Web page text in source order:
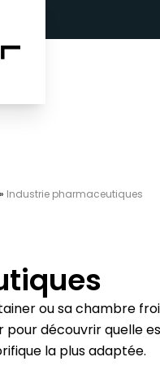
» Industrie pharmaceutiques
ou sa chambre
découvrir quelle
la plus adaptée.